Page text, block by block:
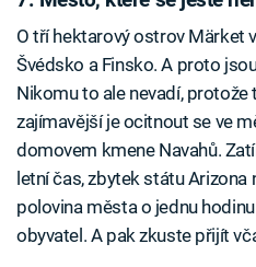
O tří hektarový ostrov Märket
Švédsko a Finsko. A proto
Nikomu to ale nevadí, protože
zajímavější je ocitnout se ve
domovem kmene Navahů.
letní čas, zbytek státu
polovina města o jednu
obyvatel. A pak zkuste přijít